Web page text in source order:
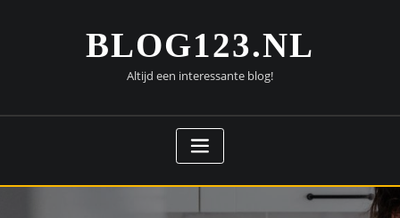
BLOG123.NL
Altijd een interessante blog!